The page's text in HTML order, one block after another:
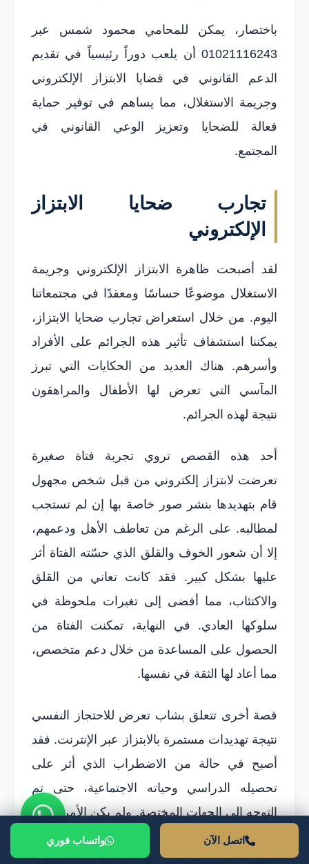
باختصار، يمكن للمحامي محمود شمس عبر
01021116243 أن يلعب دوراً رئيسياً في تقديم
الدعم القانوني في قضايا الابتزاز الإلكتروني
وجريمة الاستغلال، مما يساهم في توفير حماية
فعالة للضحايا وتعزيز الوعي القانوني في
المجتمع.
تجارب ضحايا الابتزاز
الإلكتروني
لقد أصبحت ظاهرة الابتزاز الإلكتروني وجريمة
الاستغلال موضوعًا حساسًا ومعقدًا في مجتمعاتنا
اليوم. من خلال استعراض تجارب ضحايا الابتزاز،
يمكننا استشفاف تأثير هذه الجرائم على الأفراد
وأسرهم. هناك العديد من الحكايات التي تبرز
المآسي التي تعرض لها الأطفال والمراهقون
نتيجة لهذه الجرائم.
أحد هذه القصص تروي تجربة فتاة صغيرة
تعرضت لابتزاز إلكتروني من قبل شخص مجهول
قام بتهديدها بنشر صور خاصة بها إن لم تستجب
لمطالبه. على الرغم من تعاطف الأهل ودعمهم،
إلا أن شعور الخوف والقلق الذي حسّته الفتاة أثر
عليها بشكل كبير. فقد كانت تعاني من القلق
والاكتئاب، مما أفضى إلى تغيرات ملحوظة في
سلوكها العادي. في النهاية، تمكنت الفتاة من
الحصول على المساعدة من خلال دعم متخصص،
مما أعاد لها الثقة في نفسها.
قصة أخرى تتعلق بشاب تعرض للاحتجاز النفسي
نتيجة تهديدات مستمرة بالابتزاز عبر الإنترنت. فقد
أصبح في حالة من الاضطراب الذي أثر على
تحصيله الدراسي وحياته الاجتماعية، حتى تم
التوجه إلى الجهات المختصة. ولم يكن الأمر سهلاً،
إذ تطلب منه الشجاعة والإرادة للكشف عن
تفاصيل تجربته للحصول على الدعم الذي يحتاجه.
اتصل الآن واتساب فوري